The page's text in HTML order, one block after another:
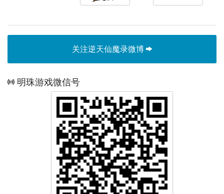
关注逆天仙魔录微博
明珠游戏微信号